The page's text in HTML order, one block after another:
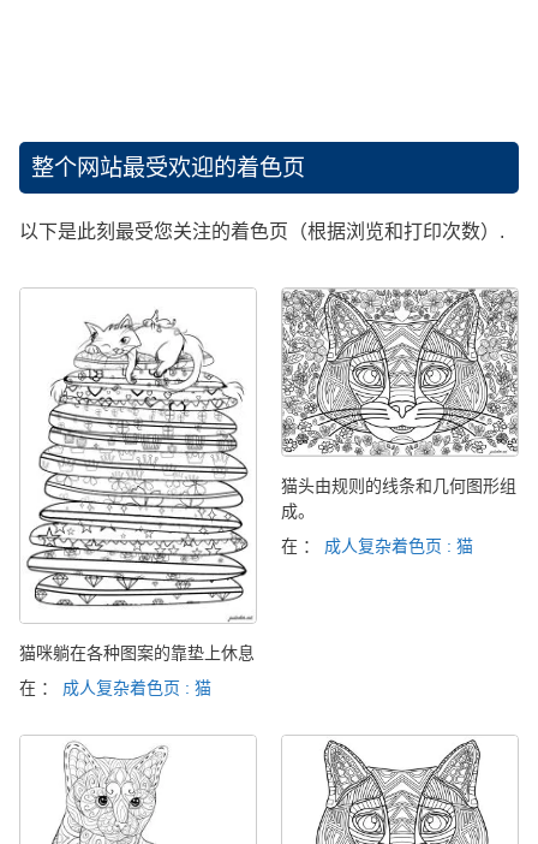
整个网站最受欢迎的着色页
以下是此刻最受您关注的着色页（根据浏览和打印次数）.
猫咪躺在各种图案的靠垫上休息
在 ： 成人复杂着色页 : 猫
猫头由规则的线条和几何图形组
成。
在 ： 成人复杂着色页 : 猫